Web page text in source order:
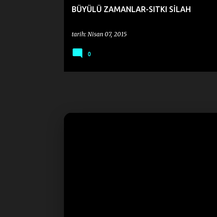
BÜYÜLÜ ZAMANLAR-SITKI SİLAH
tarih: Nisan 07, 2015
0